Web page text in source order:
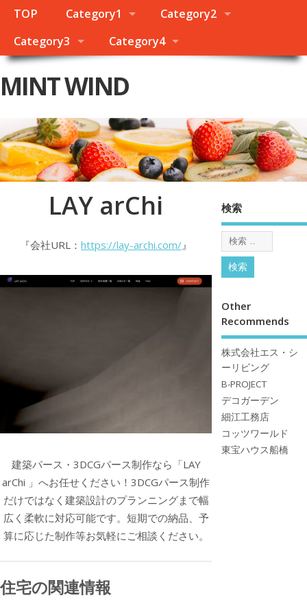
TOP Category1
Category2
Category3
Category4
MINT WIND
LAY arChi
『会社URL：https://lay-archi.com/』
建築パース・3DCGパース制作なら「LAY
arChi 」へお任せください！3DCGパース制作
だけではなく建築設計のプランニングまで幅
広く柔軟に対応可能です。短期での納品、予
算に応じた制作等お気軽にご相談ください。
住宅の関連情報
検索
Other
Recommends
株式会社エス・シ
ーリビング
B-PROJECT
デコガーデン
細江工務店
コッツワールド
東宝ハウス船橋